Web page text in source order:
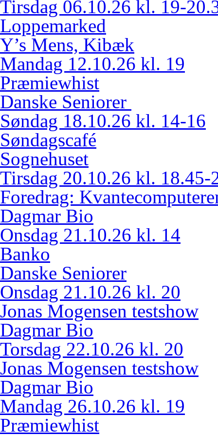
Tirsdag 06.10.26 kl. 19-
Loppemarked
Y’s Mens, Kibæk
Mandag 12.10.26 kl. 19
Præmiewhist
Danske Seniorer
Søndag 18.10.26 kl. 14-16
Søndagscafé
Sognehuset
Tirsdag 20.10.26 kl. 18.45-
Foredrag:
Dagmar Bio
Onsdag 21.10.26 kl. 14
Banko
Danske Seniorer
Onsdag 21.10.26 kl. 20
Jonas Mogensen testshow
Dagmar Bio
Torsdag 22.10.26 kl. 20
Jonas Mogensen testshow
Dagmar Bio
Mandag 26.10.26 kl. 19
Præmiewhist